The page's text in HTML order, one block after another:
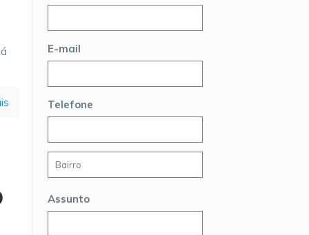
E-mail
Telefone
Assunto